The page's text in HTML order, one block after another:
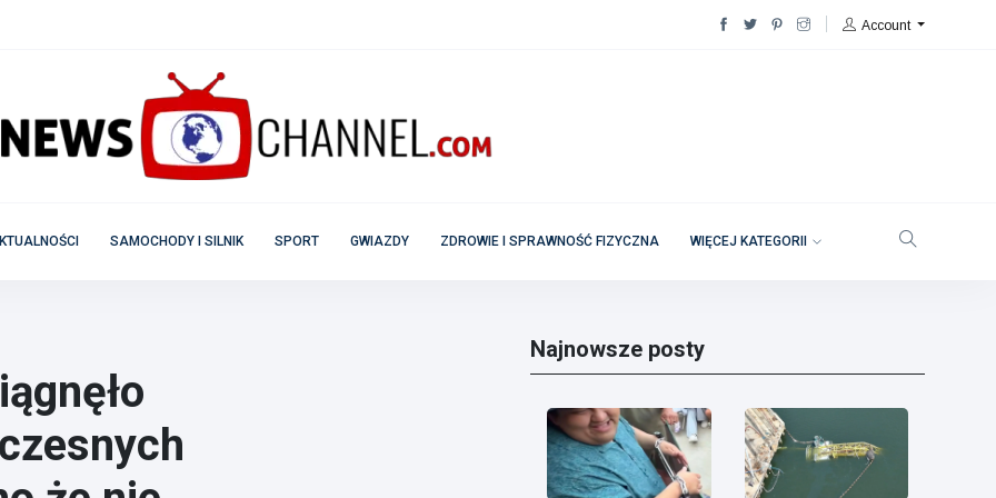
Account
SAMOCHODY I SILNIK SPORT GWIAZDY ZDROWIE I SPRAWNOŚĆ FIZYCZNA WIĘCEJ KATEGORII
Najnowsze posty